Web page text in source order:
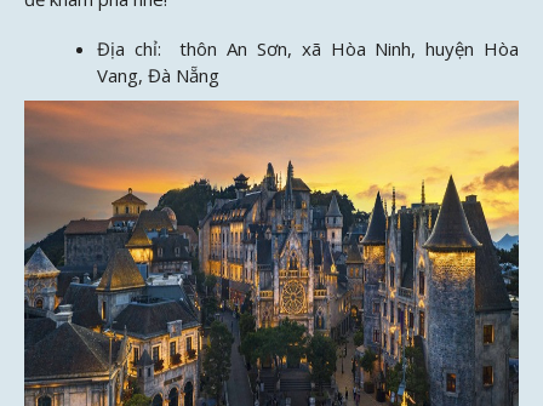
Địa chỉ: thôn An Sơn, xã Hòa Ninh, huyện Hòa
Vang, Đà Nẵng